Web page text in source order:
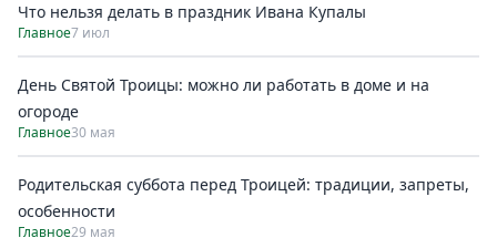
Что нельзя делать в праздник Ивана Купалы
Главное7 июл
День Святой Троицы: можно ли работать в доме и на
огороде
Главное30 мая
Родительская суббота перед Троицей: традиции, запреты,
особенности
Главное29 мая